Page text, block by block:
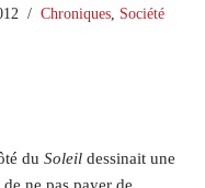
Chroniques Société
du Soleil dessinait une
ne pas payer de